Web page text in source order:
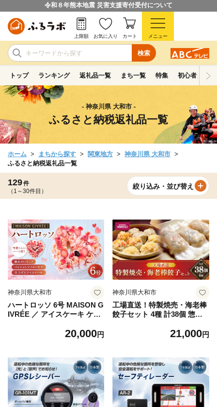
令和８年熊本地震 災害支援寄付受付について
検索
上限額 お気に入り カート メニュー
トップ ランキング 返礼品一覧 まち一覧 特集 初心者ガイド
- 神奈川県 大和市 -
ふるさと納税返礼品一覧
ホーム まちから探す 関東地方
神奈川県 大和市
ふるさと納税返礼品一覧
129件
（1～30件目）
絞り込み・並び替え
神奈川県大和市
ハートロッソ 6号 MAISON G
IVRÉE ／ アイスケーキ ケー
菓子 おかし 贈り物 プレゼン
20,000円
神奈川県大和市
工場直送！特製焼売・海老棒
餃子セット 4種 計38個 惣菜
子 グルメ お取り寄せ21,000円